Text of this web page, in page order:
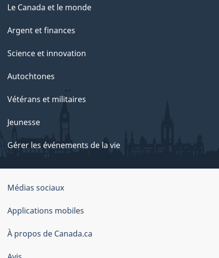
Le Canada et le monde
Argent et finances
Science et innovation
Autochtones
Vétérans et militaires
Jeunesse
Gérer les événements de la vie
Organisation
du
gouvernement
du
Canada
Médias sociaux
Applications mobiles
À propos de Canada.ca